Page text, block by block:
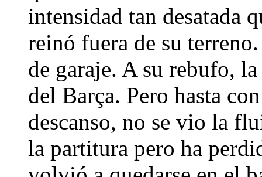
intensidad tan desatada
reinó fuera de su
de garaje. A su rebufo,
del Barça. Pero hasta
descanso, no se vio la
la partitura pero ha